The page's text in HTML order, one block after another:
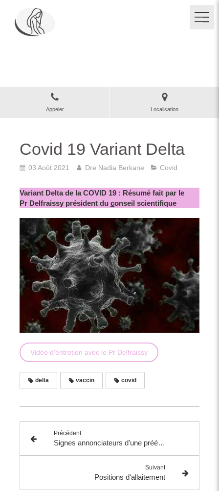
Appeler Localisation
Covid 19 Variant Delta
03 Août 2021 Dre Nadia Berkane Covid
Variant Delta de la COVID 19 : Résumé fait par le
Pr Delfraissy président du conseil scientifique
Vidéo d'entretien avec le Pr Delfraissy
delta vaccin covid
Précédent
Signes annonciateurs d'une prééclampsie
Suivant
Positions d'allaitement